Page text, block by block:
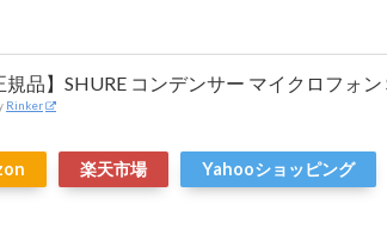
規品】SHURE コンデンサー マイクロフォ
Rinker
楽天市場 Yahooショッピング